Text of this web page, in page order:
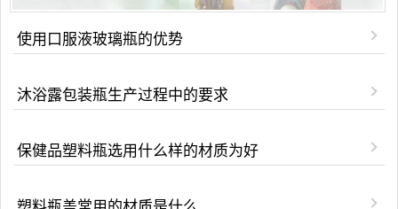
使用口服液玻璃瓶的优势
沐浴露包装瓶生产过程中的要求
保健品塑料瓶选用什么样的材质为好